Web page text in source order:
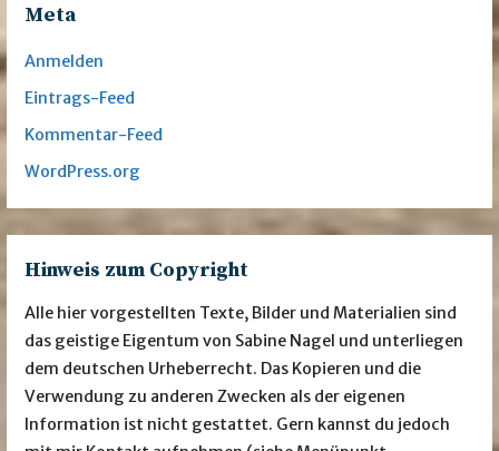
Meta
Anmelden
Eintrags-Feed
Kommentar-Feed
WordPress.org
Hinweis zum Copyright
Alle hier vorgestellten Texte, Bilder und Materialien sind
das geistige Eigentum von Sabine Nagel und unterliegen
dem deutschen Urheberrecht. Das Kopieren und die
Verwendung zu anderen Zwecken als der eigenen
Information ist nicht gestattet. Gern kannst du jedoch